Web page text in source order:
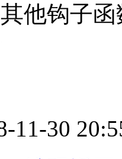
他钩子
11-30